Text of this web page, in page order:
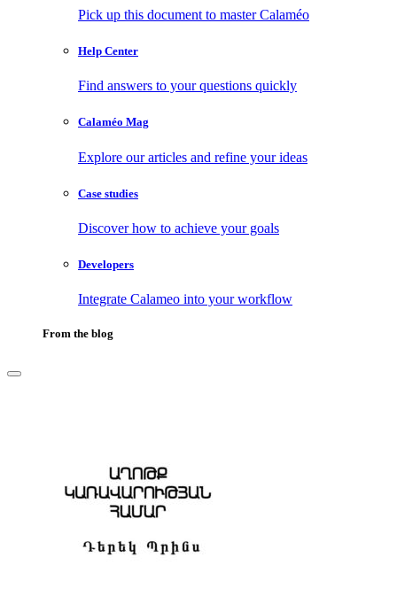
Pick up this document to master Calaméo
Help Center
Find answers to your questions quickly
Calaméo Mag
Explore our articles and refine your ideas
Case studies
Discover how to achieve your goals
Developers
Integrate Calameo into your workflow
From the blog